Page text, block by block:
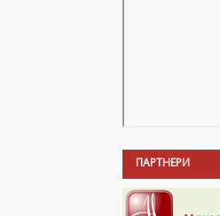
ПАРТНЕРИ